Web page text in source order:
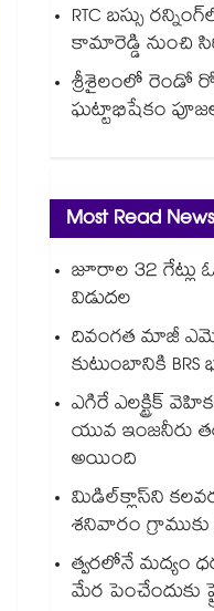
RTC బస్సు
కామారెడ్డి నుంచి
శ్రీశైలంలో రెండో
ఘట్టాభిషేకం
Most Read News
జూరాల 32 గేట్లు
విడుదల
దివంగత మాజీ
కుటుంబానికి
ఎగిరే ఎలక్ట్రిక్
యువ ఇంజనీరు
అయింది
మిడిల్‌క్లాస్‌ని
శనివారం
త్వరలోనే మద్యం
మేర పెంచేందుకు